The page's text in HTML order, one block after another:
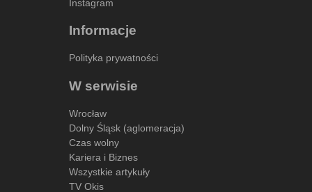
Instagram
Informacje
Polityka prywatności
W serwisie
Wrocław
Dolny Śląsk (aglomeracja)
Czas wolny
Kariera i Biznes
Wszystkie artykuły
TV Okis